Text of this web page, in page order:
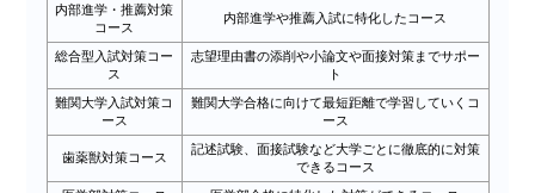
内部進学・推薦対策
コース
内部進学や推薦入試に特化したコース
総合型入試対策コー
ス
志望理由書の添削や小論文や面接対策までサポー
ト
難関大学入試対策コ
ース
難関大学合格に向けて最短距離で学習していくコ
ース
歯薬獣対策コース
記述試験、面接試験など大学ごとに徹底的に対策
できるコース